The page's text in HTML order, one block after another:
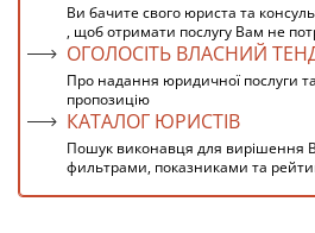
Ви бачите свого юриста та
, щоб отримати послугу Вам не
ОГОЛОСІТЬ ВЛАСНИЙ
Про надання юридичної послуги
пропозицію
КАТАЛОГ ЮРИСТІВ
Пошук виконавця для вирішення
фильтрами, показниками та